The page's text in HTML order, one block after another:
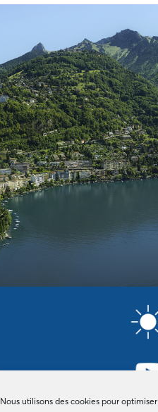
Nous utilisons des cookies pour